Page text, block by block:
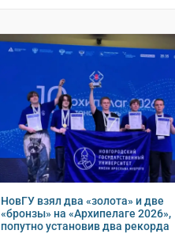
НовГУ взял два «золота» и две
«бронзы» на «Архипелаге 2026»,
попутно установив два рекорда